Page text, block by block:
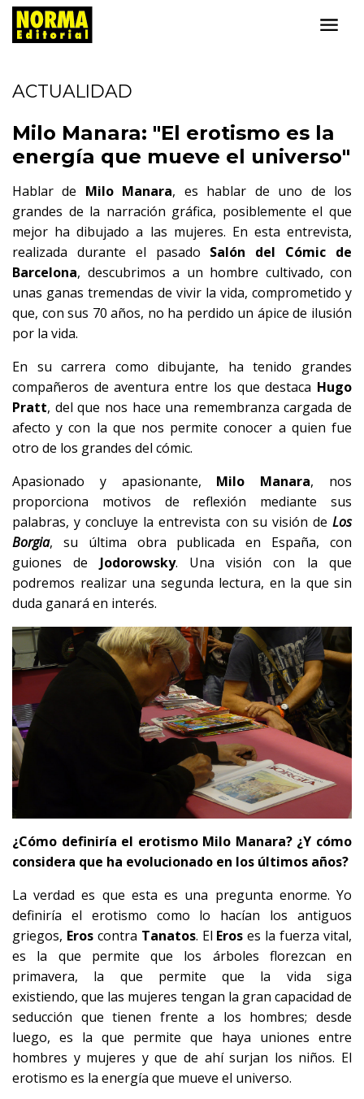
ACTUALIDAD
Milo Manara: "El erotismo es la
energía que mueve el universo"
Hablar de Milo Manara, es hablar de uno de los
grandes de la narración gráfica, posiblemente el que
mejor ha dibujado a las mujeres. En esta entrevista,
realizada durante el pasado Salón del Cómic de
Barcelona, descubrimos a un hombre cultivado, con
unas ganas tremendas de vivir la vida, comprometido y
que, con sus 70 años, no ha perdido un ápice de ilusión
por la vida.
En su carrera como dibujante, ha tenido grandes
compañeros de aventura entre los que destaca Hugo
Pratt, del que nos hace una remembranza cargada de
afecto y con la que nos permite conocer a quien fue
otro de los grandes del cómic.
Apasionado y apasionante, Milo Manara, nos
proporciona motivos de reflexión mediante sus
palabras, y concluye la entrevista con su visión de Los
Borgia, su última obra publicada en España, con
guiones de Jodorowsky. Una visión con la que
podremos realizar una segunda lectura, en la que sin
duda ganará en interés.
¿Cómo definiría el erotismo Milo Manara? ¿Y cómo
considera que ha evolucionado en los últimos años?
La verdad es que esta es una pregunta enorme. Yo
definiría el erotismo como lo hacían los antiguos
griegos, Eroscontra Tanatos. El Eros es la fuerza vital,
es la que permite que los árboles florezcan en
primavera, la que permite que la vida siga
existiendo, que las mujeres tengan la gran capacidad de
seducción que tienen frente a los hombres; desde
luego, es la que permite que haya uniones entre
hombres y mujeres y que de ahí surjan los niños. El
erotismo es la energía que mueve el universo.